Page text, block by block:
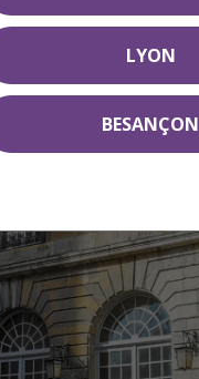
LYON
BESANÇON